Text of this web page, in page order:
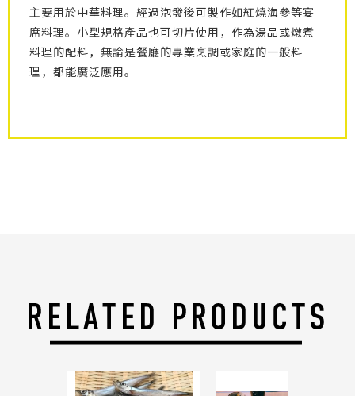
主要用於中華料理。經過泡發後可製作如紅燒海參等宴
席料理。小型規格產品也可切片使用，作為湯品或燉煮
料理的配料，無論是餐廳的專業烹調或家庭的一般料
理，都能廣泛應用。